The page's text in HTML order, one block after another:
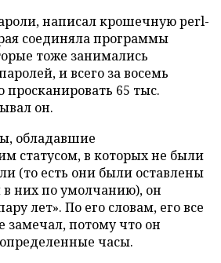
написал крошечнуюperl-
соединяла программы
тоже занимались
и всего за восемь
65 тыс.
он.
обладавшие
статусом, в которых не были
(то есть они были оставлены
них по умолчанию), он
лет». По его словам, его все
замечал, потому что он
часы.